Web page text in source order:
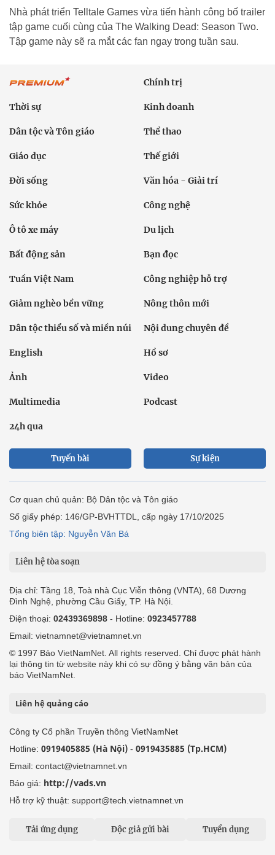
Nhà phát triển Telltale Games vừa tiến hành công bố trailer
tập game cuối cùng của The Walking Dead: Season Two.
Tập game này sẽ ra mắt các fan ngay trong tuần sau.
Chính trị
Thời sự Kinh doanh
Dân tộc và Tôn giáo Thể thao
Giáo dục Thế giới
Đời sống Văn hóa - Giải trí
Sức khỏe Công nghệ
Ô tô xe máy Du lịch
Bất động sản Bạn đọc
Tuần Việt Nam Công nghiệp hỗ trợ
Giảm nghèo bền vững Nông thôn mới
Dân tộc thiểu số và miền núi Nội dung chuyên đề
English Hồ sơ
Ảnh Video
Multimedia Podcast
24h qua
Tuyến bài Sự kiện
Cơ quan chủ quản: Bộ Dân tộc và Tôn giáo
Số giấy phép: 146/GP-BVHTTDL, cấp ngày 17/10/2025
Tổng biên tập: Nguyễn Văn Bá
Liên hệ tòa soạn
Địa chỉ: Tầng 18, Toà nhà Cục Viễn thông (VNTA), 68 Dương
Đình Nghệ, phường Cầu Giấy, TP. Hà Nội.
Điện thoại: 02439369898 - Hotline: 0923457788
Email: vietnamnet@vietnamnet.vn
© 1997 Báo VietNamNet. All rights reserved. Chỉ được phát hành
lại thông tin từ website này khi có sự đồng ý bằng văn bản của
báo VietNamNet.
Liên hệ quảng cáo
Công ty Cổ phần Truyền thông VietNamNet
Hotline: 0919405885 (Hà Nội) - 0919435885 (Tp.HCM)
Email: contact@vietnamnet.vn
Báo giá: http://vads.vn
Hỗ trợ kỹ thuật: support@tech.vietnamnet.vn
Tải ứng dụng Độc giả gửi bài Tuyển dụng